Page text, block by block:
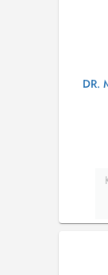
DR.